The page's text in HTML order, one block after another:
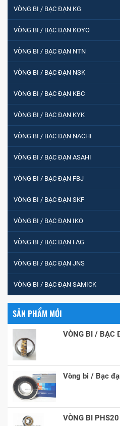
VÒNG BI / BẠC ĐẠN KG
VÒNG BI / BẠC ĐẠN KOYO
VÒNG BI / BẠC ĐẠN NTN
VÒNG BI / BẠC ĐẠN NSK
VÒNG BI / BẠC ĐẠN KBC
VÒNG BI / BẠC ĐẠN KYK
VÒNG BI / BẠC ĐẠN NACHI
VÒNG BI / BẠC ĐẠN ASAHI
VÒNG BI / BẠC ĐẠN FBJ
VÒNG BI / BẠC ĐẠN SKF
VÒNG BI / BẠC ĐẠN IKO
VÒNG BI / BẠC ĐẠN FAG
VÒNG BI / BẠC ĐẠN JNS
VÒNG BI / BẠC ĐẠN SAMICK
SẢN PHẨM MỚI
VÒNG BI / BẠC
Vòng bi / Bạc
VÒNG BI PHS20